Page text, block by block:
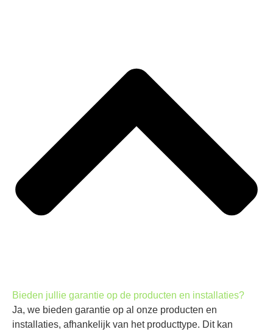
Bieden jullie garantie op de producten en installaties?
Ja, we bieden garantie op al onze producten en
installaties, afhankelijk van het producttype. Dit kan